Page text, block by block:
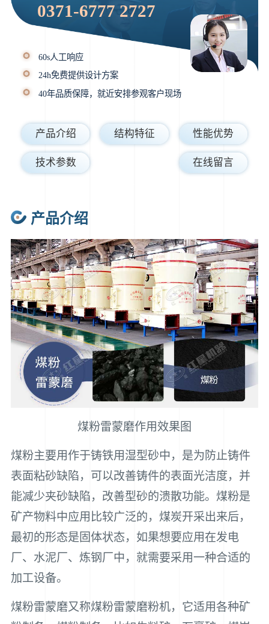
0371-6777 2727
60s人工响应
24h免费提供设计方案
40年品质保障，就近安排参观客户现场
产品介绍 结构特征 性能优势
技术参数 在线留言
产品介绍
煤粉雷蒙磨作用效果图
煤粉主要用作于铸铁用湿型砂中，是为防止铸件
表面粘砂缺陷，可以改善铸件的表面光洁度，并
能减少夹砂缺陷，改善型砂的溃散功能。煤粉是
矿产物料中应用比较广泛的，煤炭开采出来后，
最初的形态是固体状态，如果想要应用在发电
厂、水泥厂、炼钢厂中，就需要采用一种合适的
加工设备。
煤粉雷蒙磨又称煤粉雷蒙磨粉机，它适用各种矿